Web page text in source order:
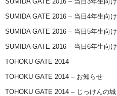
SUMIDA GATE 2016 – 当日4年生向け
SUMIDA GATE 2016 – 当日5年生向け
SUMIDA GATE 2016 – 当日6年生向け
TOHOKU GATE 2014
TOHOKU GATE 2014 – お知らせ
TOHOKU GATE 2014 – じっけんの城